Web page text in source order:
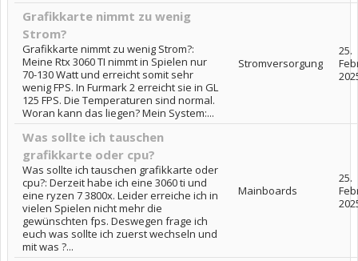
Grafikkarte nimmt zu wenig
Strom?
Grafikkarte nimmt zu wenig Strom?:
Meine Rtx 3060 TI nimmt in Spielen nur
70-130 Watt und erreicht somit sehr
wenig FPS. In Furmark 2 erreicht sie in GL
125 FPS. Die Temperaturen sind normal.
Woran kann das liegen? Mein System:...
Stromversorgung
25.
Was sollte ich tauschen
grafikkarte oder cpu?
Was sollte ich tauschen grafikkarte oder
cpu?: Derzeit habe ich eine 3060 ti und
eine ryzen 7 3800x. Leider erreiche ich in
vielen Spielen nicht mehr die
gewünschten fps. Deswegen frage ich
euch was sollte ich zuerst wechseln und
mit was ?...
Mainboards
25.